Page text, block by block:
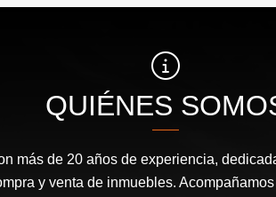
QUIÉNES
más de 20 años de experiencia,
y venta de inmuebles.